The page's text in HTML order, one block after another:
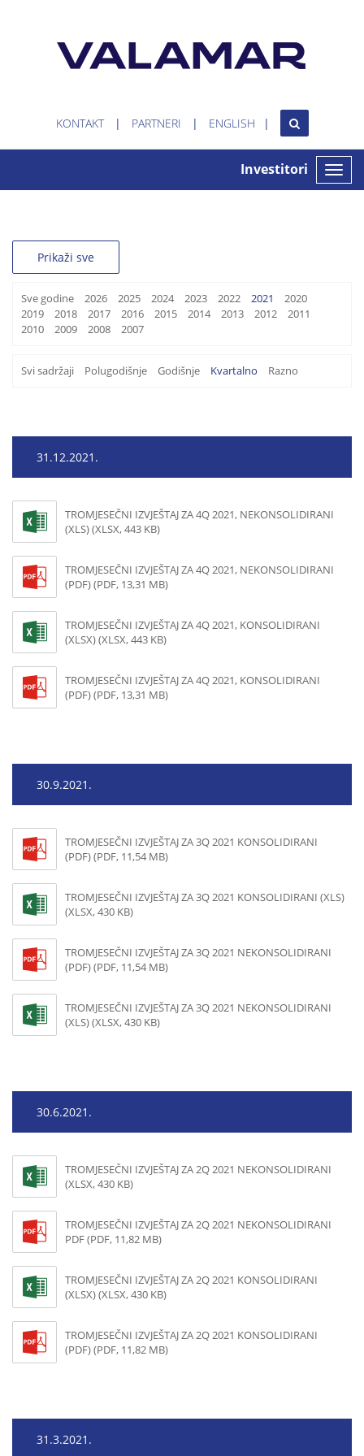
KONTAKT PARTNERI ENGLISH
Toggle
Investitori
Prikaži sve
Sve godine 2026 2025 2024 2023 2022 2021
2020
2019
2018 2017 2016 2015 2014 2013 2012
2011
2010
2009 2008 2007
Svi sadržaji Polugodišnje Godišnje Kvartalno Razno
31.12.2021.
TROMJESEČNI IZVJEŠTAJ ZA 4Q 2021, NEKONSOLIDIRANI
(XLS) (XLSX, 443 KB)
TROMJESEČNI IZVJEŠTAJ ZA 4Q 2021, NEKONSOLIDIRANI
(PDF) (PDF, 13,31 MB)
TROMJESEČNI IZVJEŠTAJ ZA 4Q 2021, KONSOLIDIRANI
(XLSX) (XLSX, 443 KB)
TROMJESEČNI IZVJEŠTAJ ZA 4Q 2021, KONSOLIDIRANI
(PDF) (PDF, 13,31 MB)
30.9.2021.
TROMJESEČNI IZVJEŠTAJ ZA 3Q 2021 KONSOLIDIRANI
(PDF) (PDF, 11,54 MB)
TROMJESEČNI IZVJEŠTAJ ZA 3Q 2021 KONSOLIDIRANI (XLS)
(XLSX, 430 KB)
TROMJESEČNI IZVJEŠTAJ ZA 3Q 2021 NEKONSOLIDIRANI
(PDF) (PDF, 11,54 MB)
TROMJESEČNI IZVJEŠTAJ ZA 3Q 2021 NEKONSOLIDIRANI
(XLS) (XLSX, 430 KB)
30.6.2021.
TROMJESEČNI IZVJEŠTAJ ZA 2Q 2021 NEKONSOLIDIRANI
(XLSX, 430 KB)
TROMJESEČNI IZVJEŠTAJ ZA 2Q 2021 NEKONSOLIDIRANI
PDF (PDF, 11,82 MB)
TROMJESEČNI IZVJEŠTAJ ZA 2Q 2021 KONSOLIDIRANI
(XLSX) (XLSX, 430 KB)
TROMJESEČNI IZVJEŠTAJ ZA 2Q 2021 KONSOLIDIRANI
(PDF) (PDF, 11,82 MB)
31.3.2021.